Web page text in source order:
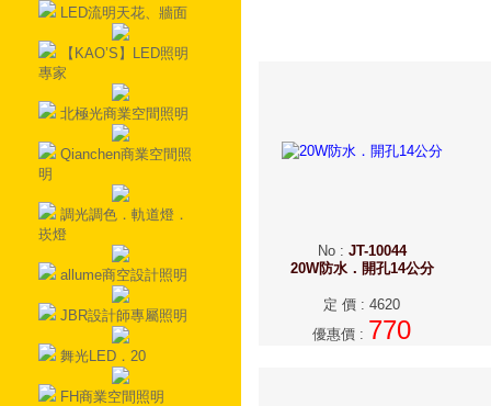
LED流明天花、牆面
【KAO’S】LED照明
專家
北極光商業空間照明
Qianchen商業空間照
明
調光調色．軌道燈．
崁燈
allume商空設計照明
JBR設計師專屬照明
舞光LED．20
FH商業空間照明
No: JT-10044
20W防水．開孔14公分
定 價 : 4620
優惠價 : 770